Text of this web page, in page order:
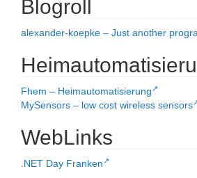
Blogroll
alexander-koepke – Just another
Fhem – Heimautomatisierung
MySensors – low cost wireless sensors
WebLinks
.NET Day Franken